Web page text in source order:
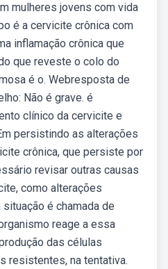
mulheres jovens com vida
é a cervicite crônica com
inflamação crônica que
que reveste o colo do
é o. Webresposta de
Não é grave. é
clínico da cervicite e
persistindo as alterações
crônica, que persiste por
revisar outras causas
como alterações
é chamada de
reage a essa
das células
resistentes, na tentativa.